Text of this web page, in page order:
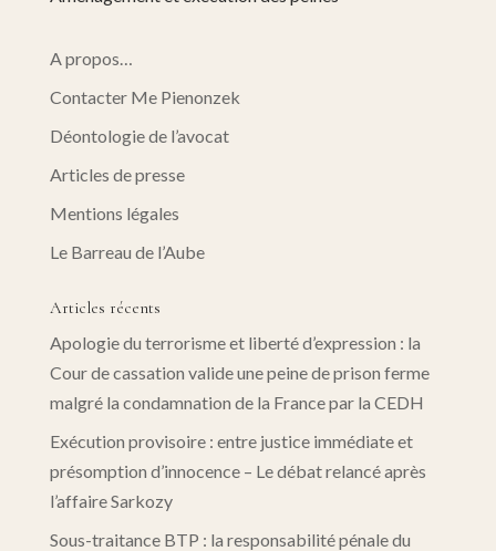
A propos…
Contacter Me Pienonzek
Déontologie de l’avocat
Articles de presse
Mentions légales
Le Barreau de l’Aube
Articles récents
Apologie du terrorisme et liberté d’expression : la
Cour de cassation valide une peine de prison ferme
malgré la condamnation de la France par la CEDH
Exécution provisoire : entre justice immédiate et
présomption d’innocence – Le débat relancé après
l’affaire Sarkozy
Sous-traitance BTP : la responsabilité pénale du